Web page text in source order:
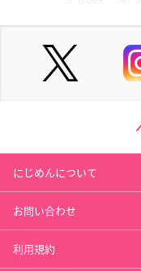
にじめんについて
お問い合わせ
利用規約